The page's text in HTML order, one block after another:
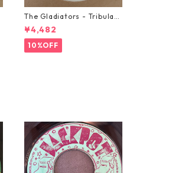
The Gladiators - Tribulati
on【7-21365】
¥4,482
10%OFF